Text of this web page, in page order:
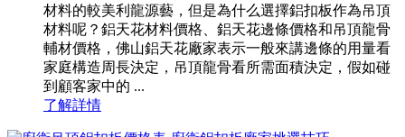
材料的較美利龍源藝，但是為什么選擇鋁扣板作為吊頂
材料呢？鋁天花材料價格、鋁天花邊條價格和吊頂龍骨
輔材價格，佛山鋁天花廠家表示一般來講邊條的用量看
家庭構造周長決定，吊頂龍骨看所需面積決定，假如碰
到顧客家中的 ...
了解詳情